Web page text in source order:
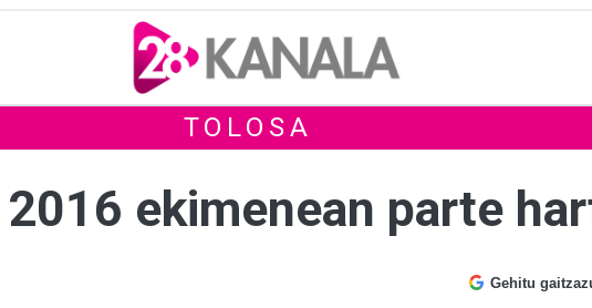
TOLOSA
ekimenean parte
Gehitu